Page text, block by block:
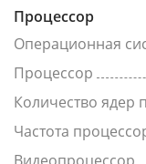
Процессор
Операционная
Процессор
Количество ядер
Частота